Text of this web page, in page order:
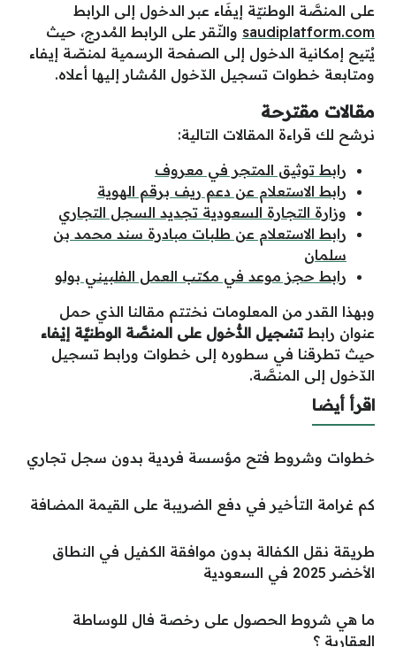
على المنصَّة الوطنيّة إيفَاء عبر الدخول إلى الرابط
saudiplatform.com والنّقر على الرابط المُدرج، حيث
يُتيح إمكانية الدخول إلى الصفحة الرسمية لمنصّة إيفاء
ومتابعة خطوات تسجيل الدّخول المُشار إليها أعلاه.
مقالات مقترحة
نرشح لك قراءة المقالات التالية:
رابط توثيق المتجر في معروف
رابط الاستعلام عن دعم ريف برقم الهوية
وزارة التجارة السعودية تجديد السجل التجاري
رابط الاستعلام عن طلبات مبادرة سند محمد بن
سلمان
رابط حجز موعد في مكتب العمل الفلبيني بولو
وبهذا القدر من المعلومات نختتم مقالنا الذي حمل
عنوان رابطتسْجيل الدُّخول على المنصَّة الوطنيَّة إيْفاء
حيث تطرقنا في سطوره إلى خطوات ورابط تسجيل
الدّخول إلى المنصَّة.
اقرأ أيضا
خطوات وشروط فتح مؤسسة فردية بدون سجل تجاري
كم غرامة التأخير في دفع الضريبة على القيمة المضافة
طريقة نقل الكفالة بدون موافقة الكفيل في النطاق
الأخضر 2025 في السعودية
ما هي شروط الحصول على رخصة فال للوساطة
العقارية ؟